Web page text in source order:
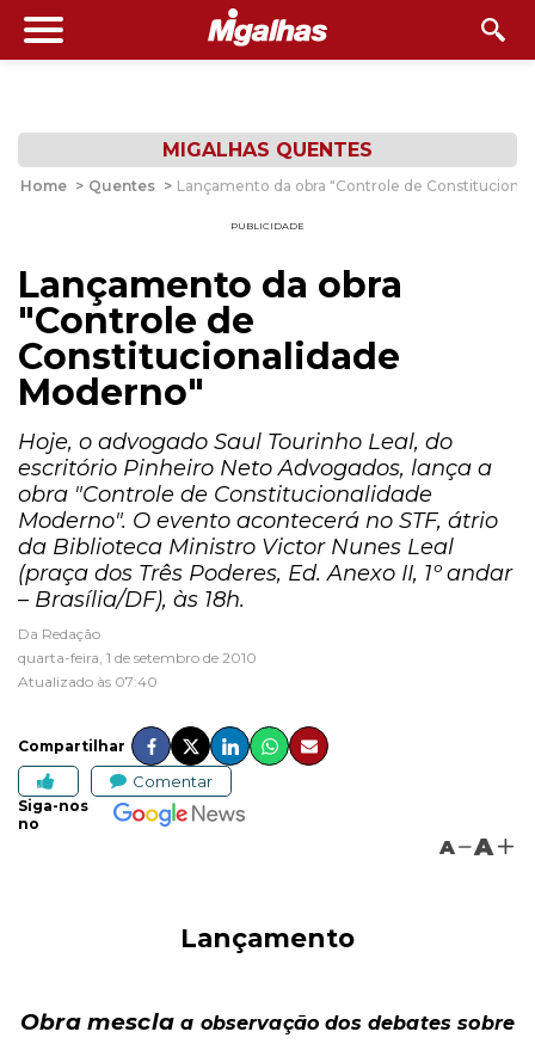
MIGALHAS QUENTES
Home > Quentes > Lançamento da obra "Controle de
PUBLICIDADE
Lançamento da obra
"Controle de
Constitucionalidade
Moderno"
Hoje, o advogado Saul Tourinho Leal, do
escritório Pinheiro Neto Advogados, lança a
obra "Controle de Constitucionalidade
Moderno". O evento acontecerá no STF, átrio
da Biblioteca Ministro Victor Nunes Leal
(praça dos Três Poderes, Ed. Anexo II, 1º andar
– Brasília/DF), às 18h.
Da Redação
quarta-feira, 1 de setembro de 2010
Atualizado às 07:40
Compartilhar
Comentar
Siga-nos
no
A A
Lançamento
Obra mesclaa observação dos debates sobre